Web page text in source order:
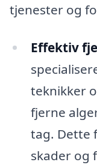
tjenester og
Effektiv
teknikker
fjerne
tag. Dette
skader og